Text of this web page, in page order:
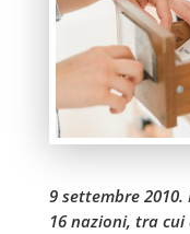
9 settembre
16 nazioni, tra